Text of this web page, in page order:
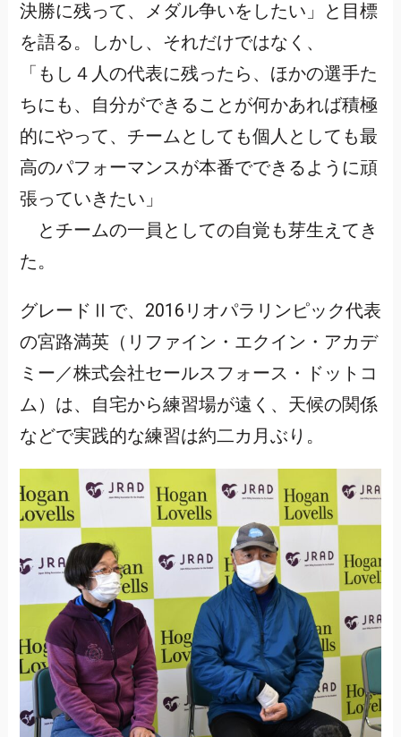
決勝に残って、メダル争いをしたい」と目標
を語る。しかし、それだけではなく、
「もし４人の代表に残ったら、ほかの選手た
ちにも、自分ができることが何かあれば積極
的にやって、チームとしても個人としても最
高のパフォーマンスが本番でできるように頑
張っていきたい」
とチームの一員としての自覚も芽生えてき
た。
グレードⅡで、2016リオパラリンピック代表
の宮路満英（リファイン・エクイン・アカデ
ミー／株式会社セールスフォース・ドットコ
ム）は、自宅から練習場が遠く、天候の関係
などで実践的な練習は約二カ月ぶり。